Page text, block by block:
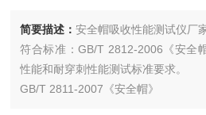
简要描述：安全帽吸收性能测试仪厂
符合标准：GB/T 2812-2006《安全
性能和耐穿刺性能测试标准要求。
GB/T 2811-2007《安全帽》